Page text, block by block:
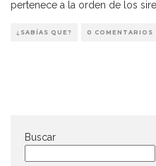
pertenece a la orden de los
¿SABÍAS QUE? 0 COMENTARIOS
Buscar